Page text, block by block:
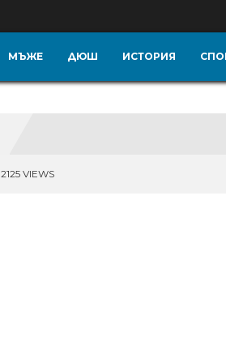
МЪЖЕ ДЮШ ИСТОРИЯ
2125 VIEWS